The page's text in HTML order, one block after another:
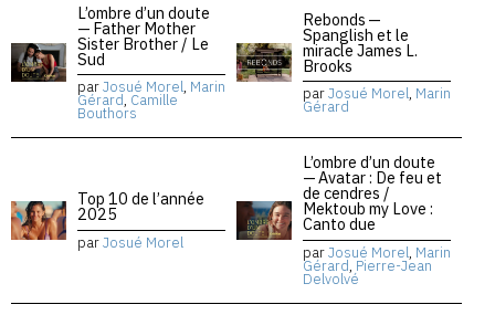
L’ombre d’un doute
— Father Mother
Sister Brother / Le
Sud
parJosué Morel, Marin
Gérard, Camille
Bouthors
Rebonds —
Spanglish et le
miracle James L.
Brooks
parJosué Morel, Marin
Gérard
Top 10 de l’année
2025
parJosué Morel
L’ombre d’un doute
— Avatar : De feu et
de cendres /
Mektoub my Love :
Canto due
parJosué Morel, Marin
Gérard, Pierre-Jean
Delvolvé